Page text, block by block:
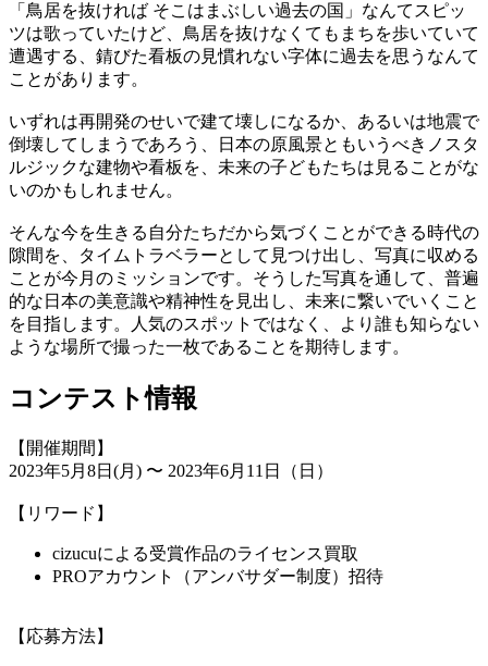
「鳥居を抜ければ そこはまぶしい過去の国」なんてスピッ
ツは歌っていたけど、鳥居を抜けなくてもまちを歩いていて
遭遇する、錆びた看板の見慣れない字体に過去を思うなんて
ことがあります。
いずれは再開発のせいで建て壊しになるか、あるいは地震で
倒壊してしまうであろう、日本の原風景ともいうべきノスタ
ルジックな建物や看板を、未来の子どもたちは見ることがな
いのかもしれません。
そんな今を生きる自分たちだから気づくことができる時代の
隙間を、タイムトラベラーとして見つけ出し、写真に収める
ことが今月のミッションです。そうした写真を通して、普遍
的な日本の美意識や精神性を見出し、未来に繋いでいくこと
を目指します。人気のスポットではなく、より誰も知らない
ような場所で撮った一枚であることを期待します。
コンテスト情報
【開催期間】
2023年5月8日(月) 〜 2023年6月11日（日）
【リワード】
cizucuによる受賞作品のライセンス買取
PROアカウント（アンバサダー制度）招待
【応募方法】